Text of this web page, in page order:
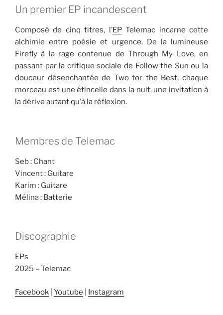
Un premier EP incandescent
Composé de cinq titres, l’EPTelemac incarne cette
alchimie entre poésie et urgence. De la lumineuse
Firefly à la rage contenue de Through My Love, en
passant par la critique sociale de Follow the Sun ou la
douceur désenchantée de Two for the Best, chaque
morceau est une étincelle dans la nuit, une invitation à
la dérive autant qu’à la réflexion.
Membres de Telemac
Seb : Chant
Vincent : Guitare
Karim : Guitare
Mélina : Batterie
Discographie
EPs
2025 – Telemac
Facebook Youtube Instagram